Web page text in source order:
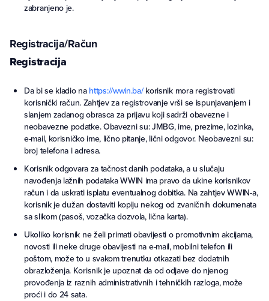
zabranjeno je.
Registracija/Račun
Registracija
Da bi se kladio na https://wwin.ba/korisnik mora registrovati
korisnički račun. Zahtjev za registrovanje vrši se ispunjavanjem i
slanjem zadanog obrasca za prijavu koji sadrži obavezne i
neobavezne podatke. Obavezni su: JMBG, ime, prezime, lozinka,
e-mail, korisničko ime, lično pitanje, lični odgovor. Neobavezni su:
broj telefona i adresa.
Korisnik odgovara za tačnost danih podataka, a u slučaju
navođenja lažnih podataka WWIN ima pravo da ukine korisnikov
račun i da uskrati isplatu eventualnog dobitka. Na zahtjev WWIN-a,
korisnik je dužan dostaviti kopiju nekog od zvaničnih dokumenata
sa slikom (pasoš, vozačka dozvola, lična karta).
Ukoliko korisnik ne želi primati obavijesti o promotivnim akcijama,
novosti ili neke druge obavijesti na e-mail, mobilni telefon ili
poštom, može to u svakom trenutku otkazati bez dodatnih
obrazloženja. Korisnik je upoznat da od odjave do njenog
provođenja iz raznih administrativnih i tehničkih razloga, može
proći i do 24 sata.